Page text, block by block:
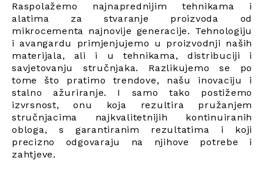
Raspolažemo najnaprednijim tehnikama i
alatima za stvaranje proizvoda od
mikrocementa najnovije generacije. Tehnologiju
i avangardu primjenjujemo u proizvodnji naših
materijala, ali i u tehnikama, distribuciji i
savjetovanju stručnjaka. Razlikujemo se po
tome što pratimo trendove, našu inovaciju i
stalno ažuriranje. I samo tako postižemo
izvrsnost, onu koja rezultira pružanjem
stručnjacima najkvalitetnijih kontinuiranih
obloga, s garantiranim rezultatima i koji
precizno odgovaraju na njihove potrebe i
zahtjeve.